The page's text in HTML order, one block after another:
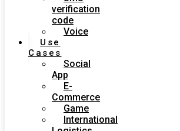
verification
code
Voice
Use
Cases
Social
App
E-
Commerce
Game
International